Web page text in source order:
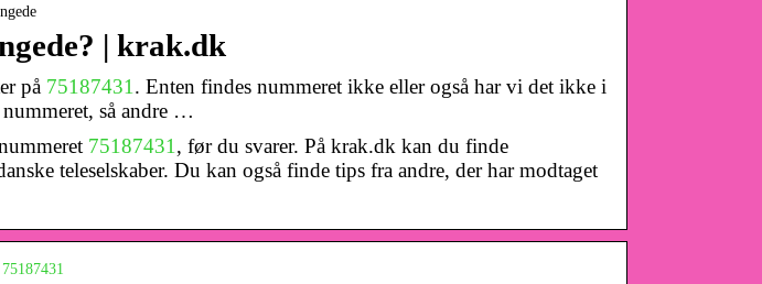
| krak.dk
på 75187431 . Enten findes nummeret ikke eller også har vi det ikke i
nummeret, så andre …
75187431 , før du svarer. På krak.dk kan du finde
teleselskaber. Du kan også finde tips fra andre, der har modtaget
75187431